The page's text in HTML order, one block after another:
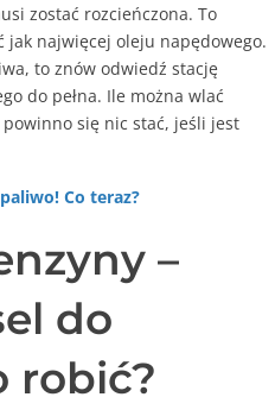
zostać rozcieńczona. To
jak najwięcej oleju napędowego.
to znów odwiedź stację
do pełna. Ile można wlać
się nic stać, jeśli jest
paliwo! Co teraz?
–
do
robić?